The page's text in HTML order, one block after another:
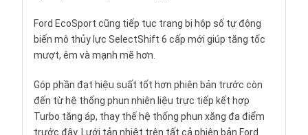
Ford EcoSport cũng tiếp tục trang bị hộp số tự động
biến mô thủy lực SelectShift 6 cấp mới giúp tăng tốc
mượt, êm và mạnh mẽ hơn.
Góp phần đạt hiệu suất tốt hơn phiên bản trước còn
đến từ hệ thống phun nhiên liệu trực tiếp kết hợp
Turbo tăng áp, thay thế hệ thống phun xăng đa điểm
trước đây. Lưới tản nhiệt trên tất cả phiên bản Ford